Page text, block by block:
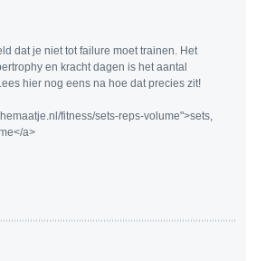
dat je niet tot failure moet trainen. Het
en kracht dagen is het aantal
hier nog eens na hoe dat precies zit!
fitness/sets-reps-volume">sets,
a>